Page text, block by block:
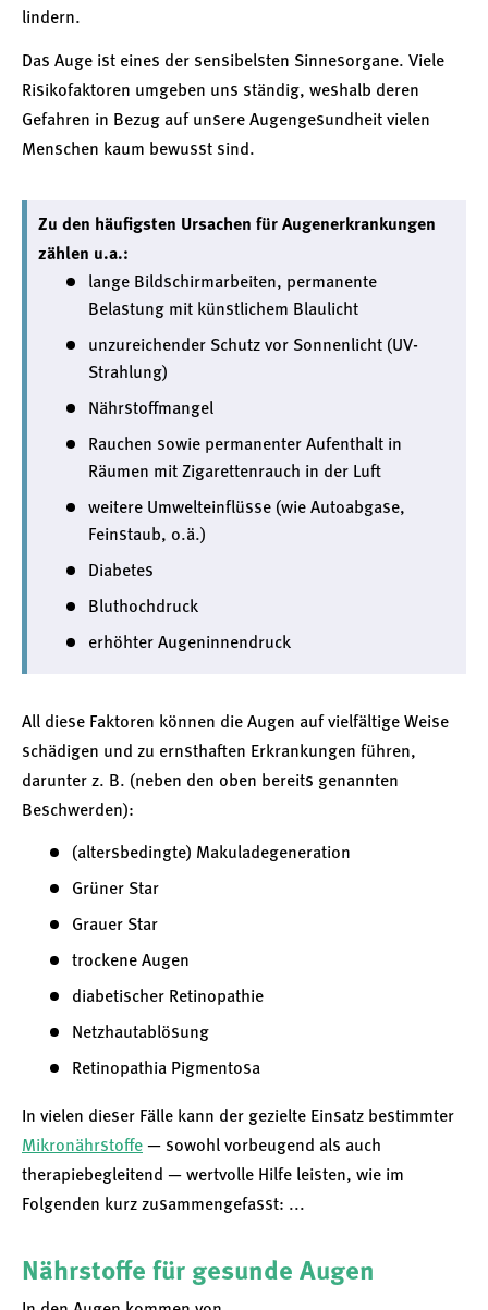
lindern.
Das Auge ist eines der sensibelsten Sinnesorgane. Viele
Risikofaktoren umgeben uns ständig, weshalb deren
Gefahren in Bezug auf unsere Augengesundheit vielen
Menschen kaum bewusst sind.
Zu den häufigsten Ursachen für Augenerkrankungen
zählen u.a.:
lange Bildschirmarbeiten, permanente
Belastung mit künstlichem Blaulicht
unzureichender Schutz vor Sonnenlicht (UV-
Strahlung)
Nährstoffmangel
Rauchen sowie permanenter Aufenthalt in
Räumen mit Zigarettenrauch in der Luft
weitere Umwelteinflüsse (wie Autoabgase,
Feinstaub, o.ä.)
Diabetes
Bluthochdruck
erhöhter Augeninnendruck
All diese Faktoren können die Augen auf vielfältige Weise
schädigen und zu ernsthaften Erkrankungen führen,
darunter z. B. (neben den oben bereits genannten
Beschwerden):
(altersbedingte) Makuladegeneration
Grüner Star
Grauer Star
trockene Augen
diabetischer Retinopathie
Netzhautablösung
Retinopathia Pigmentosa
In vielen dieser Fälle kann der gezielte Einsatz bestimmter
Mikronährstoffe — sowohl vorbeugend als auch
therapiebegleitend — wertvolle Hilfe leisten, wie im
Folgenden kurz zusammengefasst: ...
Nährstoffe für gesunde Augen